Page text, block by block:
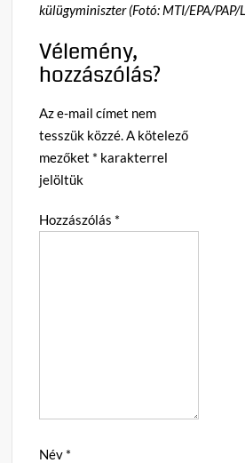
külügyminiszter (Fotó: MTI/EPA/PAP/
Vélemény,
hozzászólás?
Az e-mail címet nem
tesszük közzé.A kötelező
mezőket * karakterrel
jelöltük
Hozzászólás *
Név *